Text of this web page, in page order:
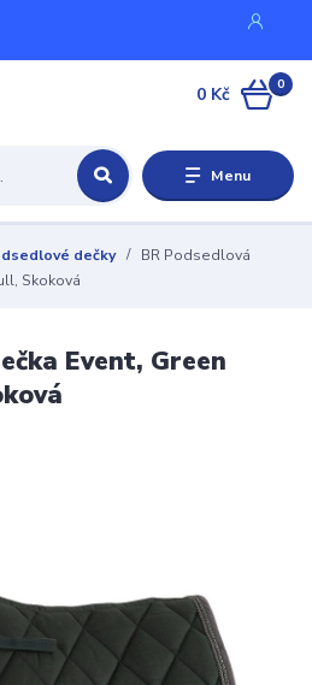
Menu
0
0 Kč
dečky
BR Podsedlová
Skoková
Event, Green